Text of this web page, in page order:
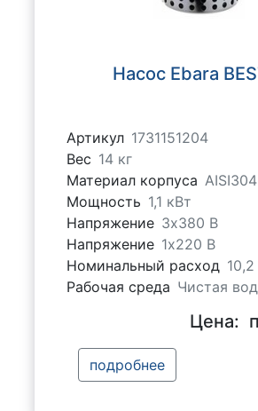
Насос Ebara
Артикул 1731151204
Вес 14 кг
Материал корпуса AISI304
Мощность 1,1 кВт
Напряжение 3х380 В
Напряжение 1х220 В
Номинальный расход
Рабочая среда Чистая
Цена:
подробнее